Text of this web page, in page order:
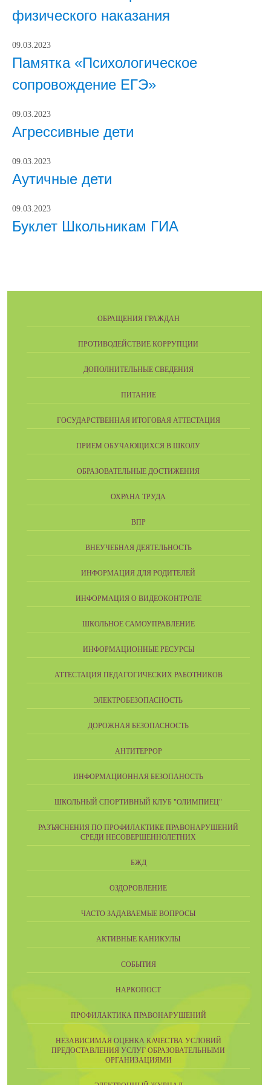
физического наказания
09.03.2023
Памятка «Психологическое
сопровождение ЕГЭ»
09.03.2023
Агрессивные дети
09.03.2023
Аутичные дети
09.03.2023
Буклет Школьникам ГИА
ОБРАЩЕНИЯ ГРАЖДАН
ПРОТИВОДЕЙСТВИЕ КОРРУПЦИИ
ДОПОЛНИТЕЛЬНЫЕ СВЕДЕНИЯ
ПИТАНИЕ
ГОСУДАРСТВЕННАЯ ИТОГОВАЯ АТТЕСТАЦИЯ
ПРИЕМ ОБУЧАЮЩИХСЯ В ШКОЛУ
ОБРАЗОВАТЕЛЬНЫЕ ДОСТИЖЕНИЯ
ОХРАНА ТРУДА
ВПР
ВНЕУЧЕБНАЯ ДЕЯТЕЛЬНОСТЬ
ИНФОРМАЦИЯ ДЛЯ РОДИТЕЛЕЙ
ИНФОРМАЦИЯ О ВИДЕОКОНТРОЛЕ
ШКОЛЬНОЕ САМОУПРАВЛЕНИЕ
ИНФОРМАЦИОННЫЕ РЕСУРСЫ
АТТЕСТАЦИЯ ПЕДАГОГИЧЕСКИХ РАБОТНИКОВ
ЭЛЕКТРОБЕЗОПАСНОСТЬ
ДОРОЖНАЯ БЕЗОПАСНОСТЬ
АНТИТЕРРОР
ИНФОРМАЦИОННАЯ БЕЗОПАНОСТЬ
ШКОЛЬНЫЙ СПОРТИВНЫЙ КЛУБ "ОЛИМПИЕЦ"
РАЗЪЯСНЕНИЯ ПО ПРОФИЛАКТИКЕ ПРАВОНАРУШЕНИЙ
СРЕДИ НЕСОВЕРШЕННОЛЕТНИХ
БЖД
ОЗДОРОВЛЕНИЕ
ЧАСТО ЗАДАВАЕМЫЕ ВОПРОСЫ
АКТИВНЫЕ КАНИКУЛЫ
СОБЫТИЯ
НАРКОПОСТ
ПРОФИЛАКТИКА ПРАВОНАРУШЕНИЙ
НЕЗАВИСИМАЯ ОЦЕНКА КАЧЕСТВА УСЛОВИЙ
ПРЕДОСТАВЛЕНИЯ УСЛУГ ОБРАЗОВАТЕЛЬНЫМИ
ОРГАНИЗАЦИЯМИ